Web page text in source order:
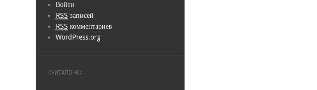
Войти
RSS записей
RSS комментариев
WordPress.org
СЧИТАЛОЧКИ